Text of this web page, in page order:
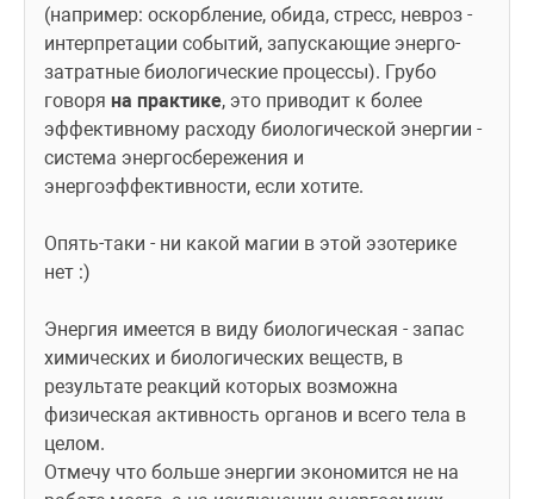
(например: оскорбление, обида, стресс, невроз -
интерпретации событий, запускающие энерго-
затратные биологические процессы). Грубо
говоря на практике, это приводит к более
эффективному расходу биологической энергии -
система энергосбережения и
энергоэффективности, если хотите.
Опять-таки - ни какой магии в этой эзотерике
нет :)
Энергия имеется в виду биологическая - запас
химических и биологических веществ, в
результате реакций которых возможна
физическая активность органов и всего тела в
целом.
Отмечу что больше энергии экономится не на